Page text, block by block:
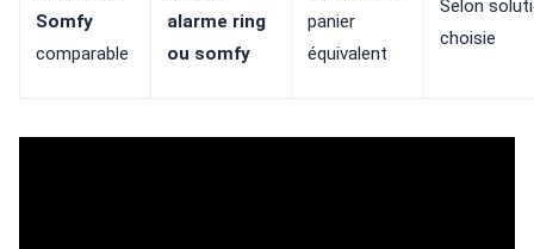
Somfy
comparable
alarme ring
ou somfy
panier
équivalent
Selon
choisie